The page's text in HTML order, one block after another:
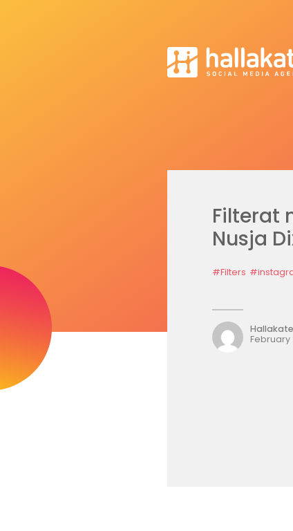
Filterat
Nusja
#Filters
Hallakate
February